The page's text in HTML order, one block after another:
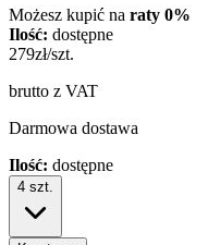
Możesz kupić na raty 0%
Ilość: dostępne
279zł/szt.
brutto z VAT
Darmowa dostawa
Ilość: dostępne
4 szt.